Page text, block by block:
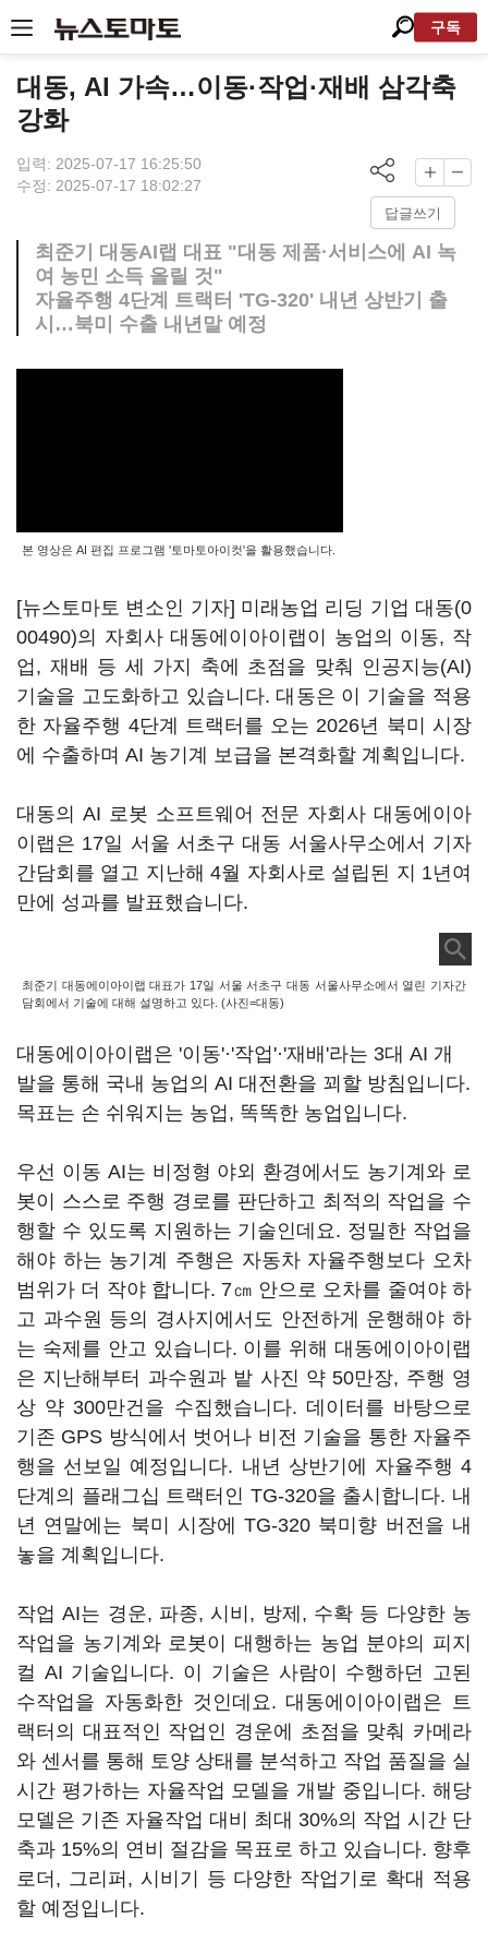
구독
대동, AI 가속…이동·작업·재배 삼각축
강화
입력: 2025-07-17 16:25:50
수정: 2025-07-17 18:02:27
답글쓰기
최준기 대동AI랩 대표 "대동 제품·서비스에 AI 녹
여 농민 소득 올릴 것"
자율주행 4단계 트랙터 'TG-320' 내년 상반기 출
시…북미 수출 내년말 예정
본 영상은 AI 편집 프로그램 '토마토아이컷'을 활용했습니다.
[뉴스토마토 변소인 기자] 미래농업 리딩 기업 대동(0
00490)의 자회사 대동에이아이랩이 농업의 이동, 작
업, 재배 등 세 가지 축에 초점을 맞춰 인공지능(AI)
기술을 고도화하고 있습니다. 대동은 이 기술을 적용
한 자율주행 4단계 트랙터를 오는 2026년 북미 시장
에 수출하며 AI 농기계 보급을 본격화할 계획입니다.
대동의 AI 로봇 소프트웨어 전문 자회사 대동에이아
이랩은 17일 서울 서초구 대동 서울사무소에서 기자
간담회를 열고 지난해 4월 자회사로 설립된 지 1년여
만에 성과를 발표했습니다.
최준기 대동에이아이랩 대표가 17일 서울 서초구 대동 서울사무소에서 열린 기자간
담회에서 기술에 대해 설명하고 있다. (사진=대동)
대동에이아이랩은 '이동'·'작업'·'재배'라는 3대 AI 개
발을 통해 국내 농업의 AI 대전환을 꾀할 방침입니다.
목표는 손 쉬워지는 농업, 똑똑한 농업입니다.
우선 이동 AI는 비정형 야외 환경에서도 농기계와 로
봇이 스스로 주행 경로를 판단하고 최적의 작업을 수
행할 수 있도록 지원하는 기술인데요. 정밀한 작업을
해야 하는 농기계 주행은 자동차 자율주행보다 오차
범위가 더 작야 합니다. 7㎝ 안으로 오차를 줄여야 하
고 과수원 등의 경사지에서도 안전하게 운행해야 하
는 숙제를 안고 있습니다. 이를 위해 대동에이아이랩
은 지난해부터 과수원과 밭 사진 약 50만장, 주행 영
상 약 300만건을 수집했습니다. 데이터를 바탕으로
기존 GPS 방식에서 벗어나 비전 기술을 통한 자율주
행을 선보일 예정입니다. 내년 상반기에 자율주행 4
단계의 플래그십 트랙터인 TG-320을 출시합니다. 내
년 연말에는 북미 시장에 TG-320 북미향 버전을 내
놓을 계획입니다.
작업 AI는 경운, 파종, 시비, 방제, 수확 등 다양한 농
작업을 농기계와 로봇이 대행하는 농업 분야의 피지
컬 AI 기술입니다. 이 기술은 사람이 수행하던 고된
수작업을 자동화한 것인데요. 대동에이아이랩은 트
랙터의 대표적인 작업인 경운에 초점을 맞춰 카메라
와 센서를 통해 토양 상태를 분석하고 작업 품질을 실
시간 평가하는 자율작업 모델을 개발 중입니다. 해당
모델은 기존 자율작업 대비 최대 30%의 작업 시간 단
축과 15%의 연비 절감을 목표로 하고 있습니다. 향후
로더, 그리퍼, 시비기 등 다양한 작업기로 확대 적용
할 예정입니다.